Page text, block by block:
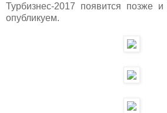
Турбизнес-2017 появится позже
опубликуем.